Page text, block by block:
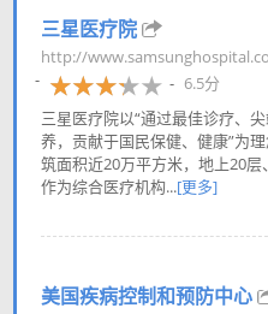
三星医疗院
http://
6.5分
三星医疗院以“通过最佳诊疗、
养，贡献于国民保健、健康”为
筑面积近20万平方米，地上20
作为综合医疗机构...[更多]
美国疾病控制和预防中心